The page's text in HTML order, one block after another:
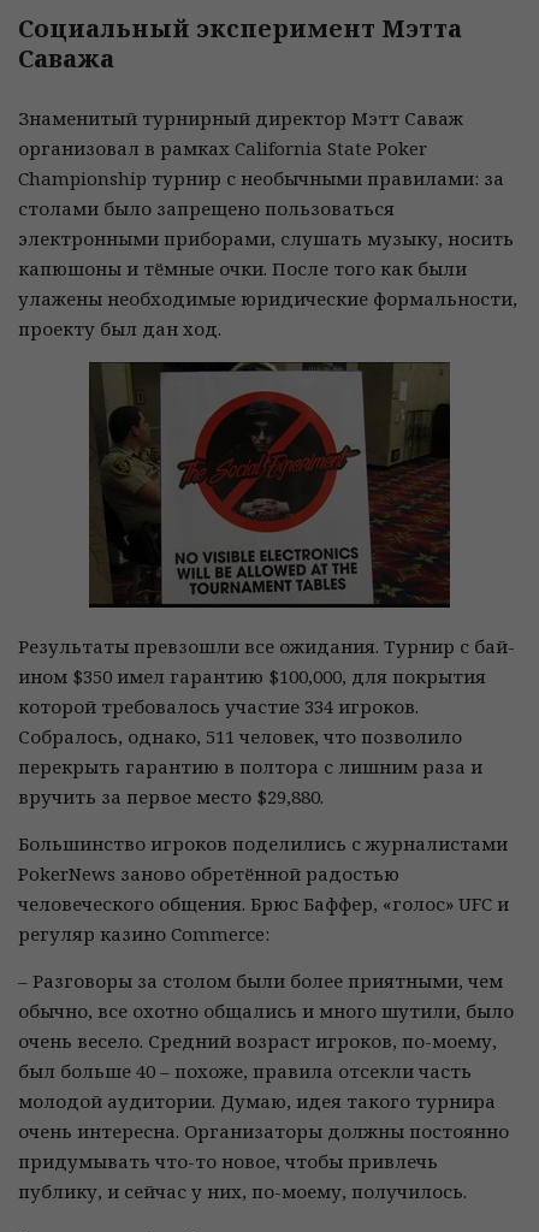
Социальный эксперимент Мэтта
Саважа
Знаменитый турнирный директор Мэтт Саваж
организовал в рамках California State Poker
Championship турнир с необычными правилами: за
столами было запрещено пользоваться
электронными приборами, слушать музыку, носить
капюшоны и тёмные очки. После того как были
улажены необходимые юридические формальности,
проекту был дан ход.
Результаты превзошли все ожидания. Турнир с бай-
ином $350 имел гарантию $100,000, для покрытия
которой требовалось участие 334 игроков.
Собралось, однако, 511 человек, что позволило
перекрыть гарантию в полтора с лишним раза и
вручить за первое место $29,880.
Большинство игроков поделились с журналистами
PokerNews заново обретённой радостью
человеческого общения. Брюс Баффер, «голос» UFC и
регуляр казино Commerce:
– Разговоры за столом были более приятными, чем
обычно, все охотно общались и много шутили, было
очень весело. Средний возраст игроков, по-моему,
был больше 40 – похоже, правила отсекли часть
молодой аудитории. Думаю, идея такого турнира
очень интересна. Организаторы должны постоянно
придумывать что-то новое, чтобы привлечь
публику, и сейчас у них, по-моему, получилось.